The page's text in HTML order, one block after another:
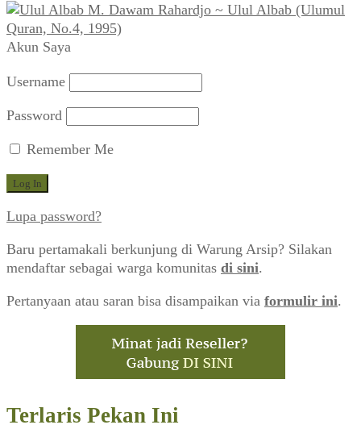
M. Dawam Rahardjo ~ Ulul Albab (Ulumul
Quran, No.4, 1995)
Akun Saya
Username
Password
Remember Me
Lupa password?
Baru pertamakali berkunjung di Warung Arsip? Silakan
mendaftar sebagai warga komunitas di sini.
Pertanyaan atau saran bisa disampaikan via formulir ini.
Terlaris Pekan Ini